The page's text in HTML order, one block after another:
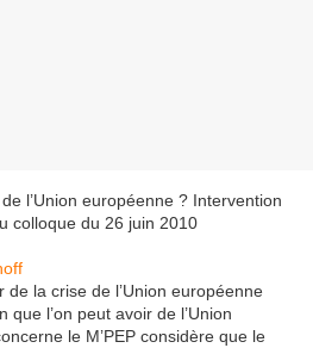
l’Union européenne ? Intervention
colloque du 26 juin 2010
la crise de l’Union européenne
l’on peut avoir de l’Union
le M’PEP considère que le